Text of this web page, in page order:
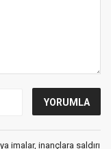
imalar, inançlara saldırı